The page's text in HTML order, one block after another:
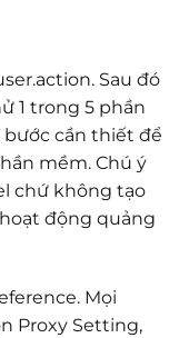
Sau đó
1 trong 5 phần
bước cần thiết để
mềm. Chú ý
chứ không tạo
động quảng
Mọi
Proxy Setting,